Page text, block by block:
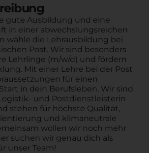
gute Ausbildung und eine
in einer abwechslungsreichen
wähle die Lehrausbildung bei
Post. Wir sind besonders
Lehrlinge (m/w/d) und fördern
Mit einer Lehre bei der Post
für einen
in dein Berufsleben. Wir sind
und Postdienstleisterin
stehen für höchste Qualität,
und klimaneutrale
wollen wir noch mehr
suchen wir genau dich als
unser Team!